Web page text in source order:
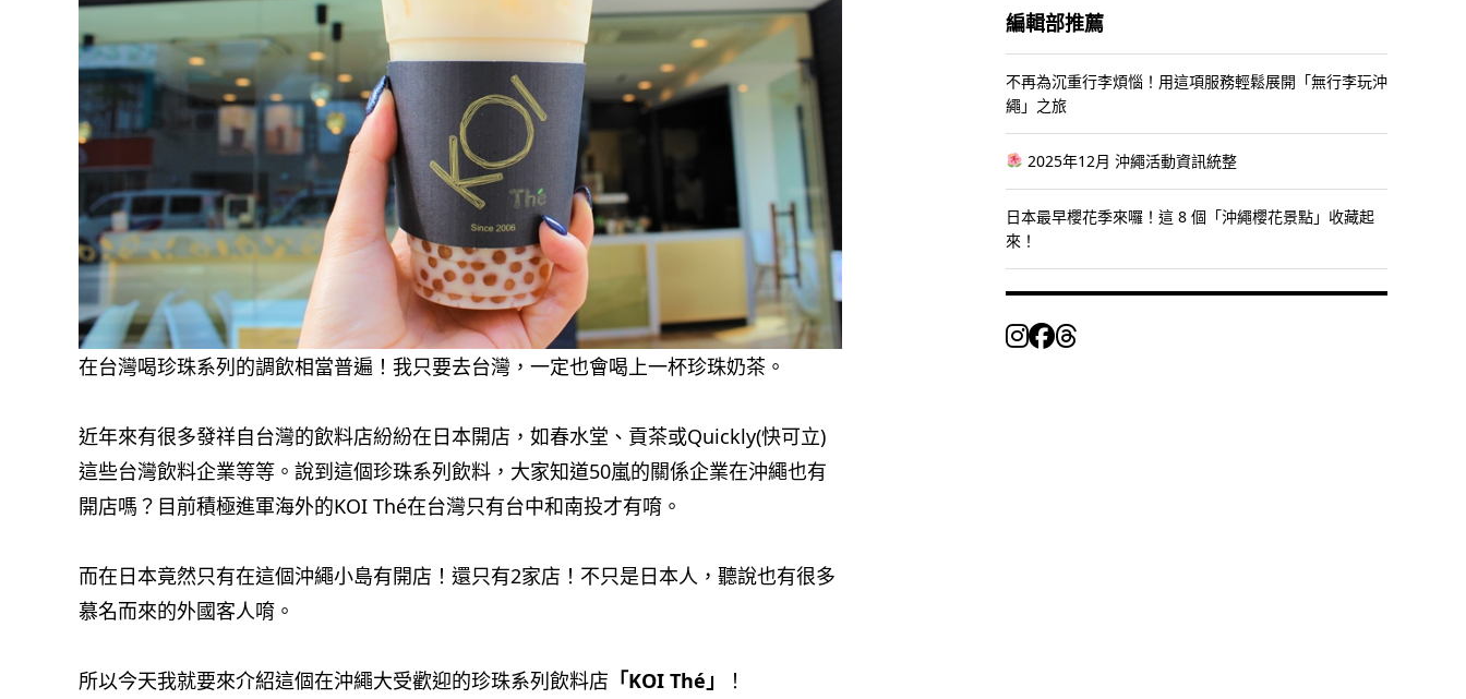
在台灣喝珍珠系列的調飲相當普遍！我只要去台灣，一定也會喝上一杯珍珠奶茶。
近年來有很多發祥自台灣的飲料店紛紛在日本開店，如春水堂、貢茶或Quickly(快可立)
這些台灣飲料企業等等。說到這個珍珠系列飲料，大家知道50嵐的關係企業在沖繩也有
開店嗎？目前積極進軍海外的KOI Thé在台灣只有台中和南投才有唷。
而在日本竟然只有在這個沖繩小島有開店！還只有2家店！不只是日本人，聽說也有很多
慕名而來的外國客人唷。
所以今天我就要來介紹這個在沖繩大受歡迎的珍珠系列飲料店 「KOI Thé」 ！
編輯部推薦
不再為沉重行李煩惱！用這項服務輕鬆展開「無行李玩沖
繩」之旅
2025年12月 沖繩活動資訊統整
日本最早櫻花季來囉！這 8 個「沖繩櫻花景點」收藏起
來！